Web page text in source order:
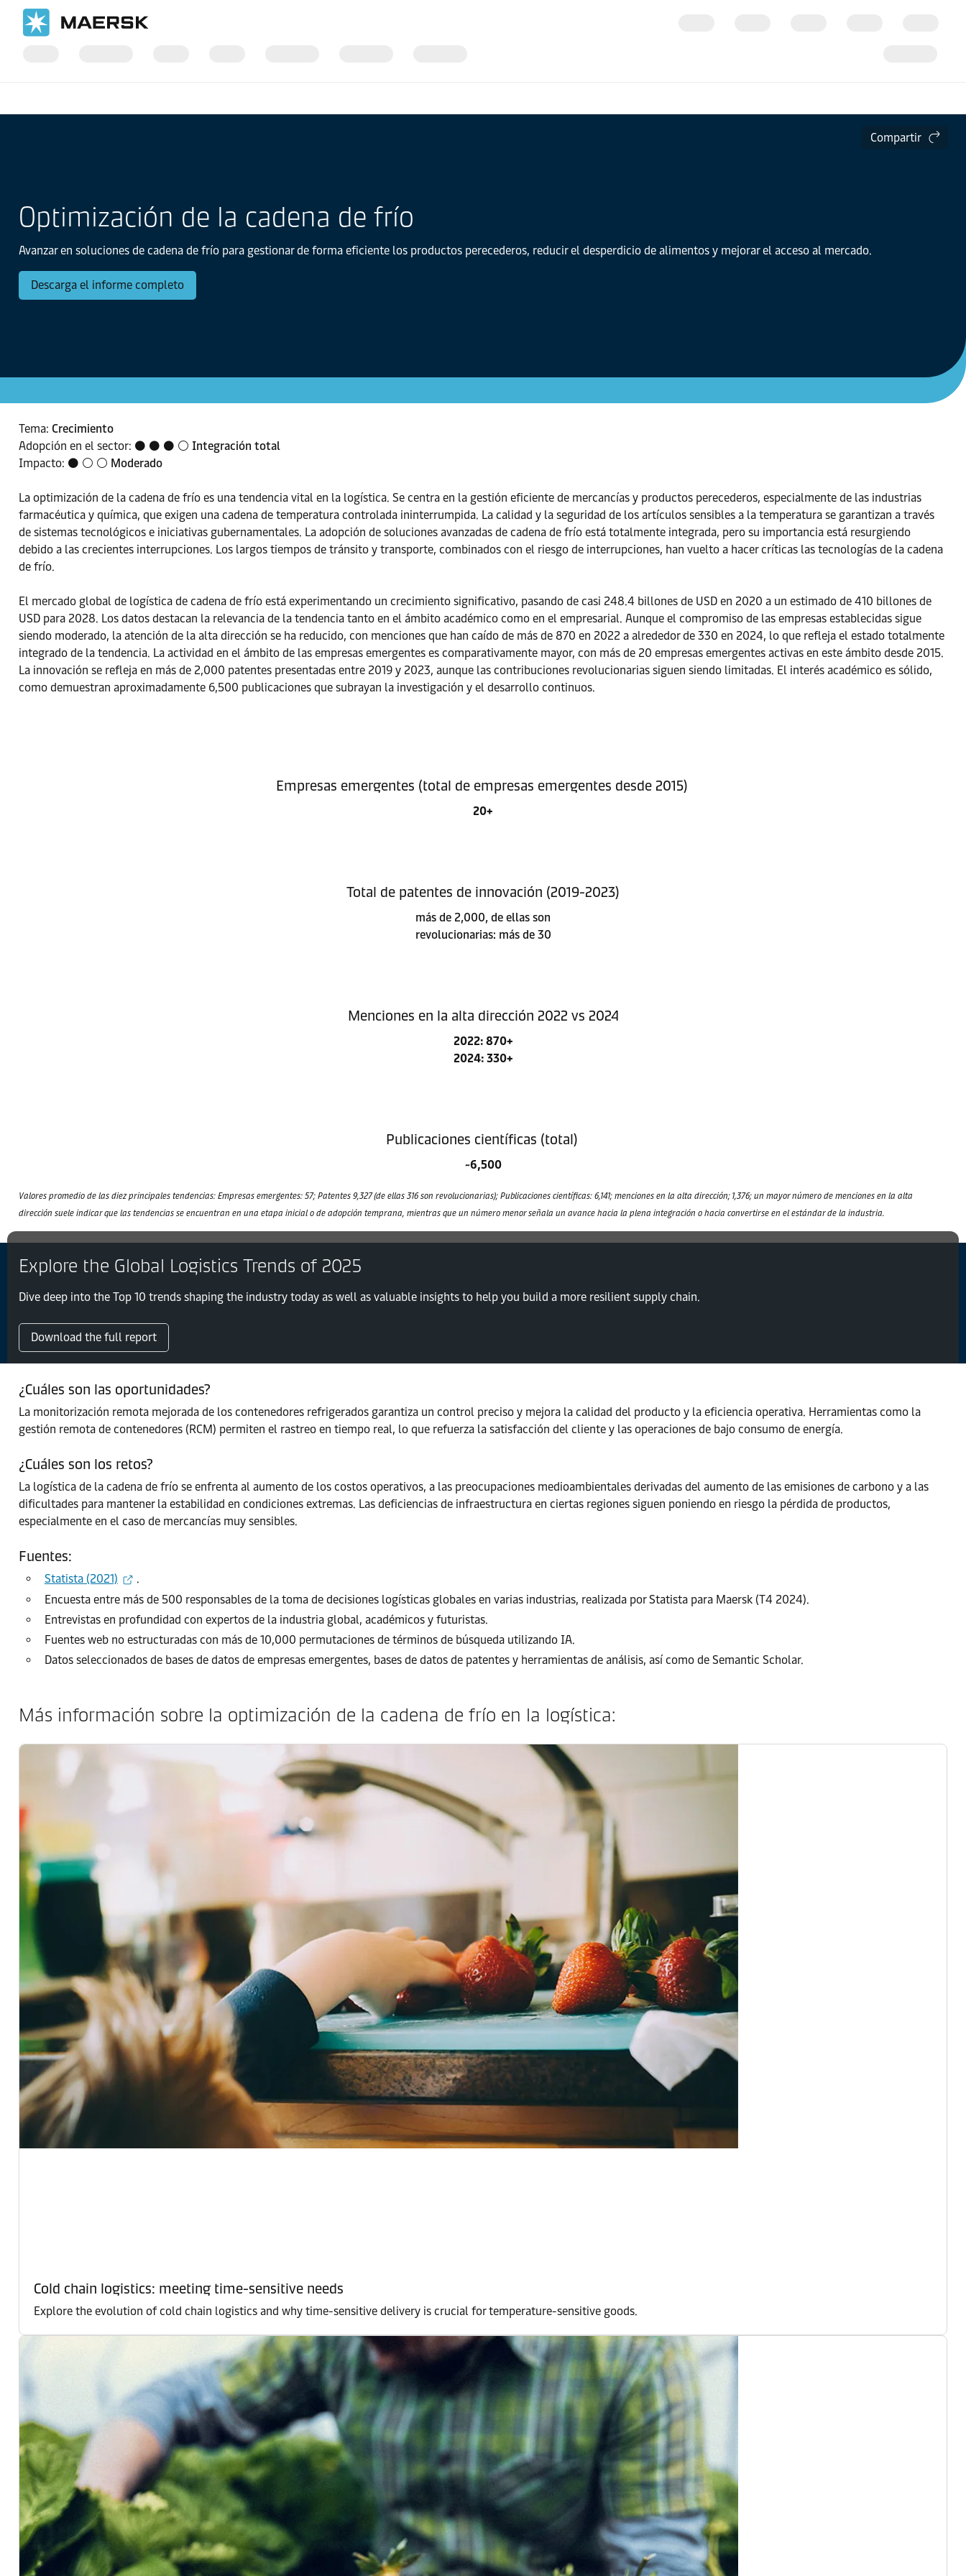
Compartir
Optimización de la cadena de frío
Avanzar en soluciones de cadena de frío para gestionar de forma eficiente los productos perecederos, reducir el desperdicio de alimentos y mejorar el acceso al mercado.
Descarga el informe completo
Tema: Crecimiento
Adopción en el sector: ⚫ ⚫ ⚫ ⚪ Integración total
Impacto: ⚫ ⚪ ⚪ Moderado
La optimización de la cadena de frío es una tendencia vital en la logística. Se centra en la gestión eficiente de mercancías y productos perecederos, especialmente de las industrias
farmacéutica y química, que exigen una cadena de temperatura controlada ininterrumpida. La calidad y la seguridad de los artículos sensibles a la temperatura se garantizan a través
de sistemas tecnológicos e iniciativas gubernamentales. La adopción de soluciones avanzadas de cadena de frío está totalmente integrada, pero su importancia está resurgiendo
debido a las crecientes interrupciones. Los largos tiempos de tránsito y transporte, combinados con el riesgo de interrupciones, han vuelto a hacer críticas las tecnologías de la cadena
de frío.
El mercado global de logística de cadena de frío está experimentando un crecimiento significativo, pasando de casi 248.4 billones de USD en 2020 a un estimado de 410 billones de
USD para 2028. Los datos destacan la relevancia de la tendencia tanto en el ámbito académico como en el empresarial. Aunque el compromiso de las empresas establecidas sigue
siendo moderado, la atención de la alta dirección se ha reducido, con menciones que han caído de más de 870 en 2022 a alrededor de 330 en 2024, lo que refleja el estado totalmente
integrado de la tendencia. La actividad en el ámbito de las empresas emergentes es comparativamente mayor, con más de 20 empresas emergentes activas en este ámbito desde 2015.
La innovación se refleja en más de 2,000 patentes presentadas entre 2019 y 2023, aunque las contribuciones revolucionarias siguen siendo limitadas. El interés académico es sólido,
como demuestran aproximadamente 6,500 publicaciones que subrayan la investigación y el desarrollo continuos.
Empresas emergentes (total de empresas emergentes desde 2015)
20+
Total de patentes de innovación (2019-2023)
más de 2,000, de ellas son
revolucionarias: más de 30
Menciones en la alta dirección 2022 vs 2024
2022: 870+
2024: 330+
Publicaciones científicas (total)
~6,500
Valores promedio de las diez principales tendencias: Empresas emergentes: 57; Patentes 9,327 (de ellas 316 son revolucionarias); Publicaciones científicas: 6,141; menciones en la alta dirección; 1,376; un mayor número de menciones en la alta
dirección suele indicar que las tendencias se encuentran en una etapa inicial o de adopción temprana, mientras que un número menor señala un avance hacia la plena integración o hacia convertirse en el estándar de la industria.
Explore the Global Logistics Trends of 2025
Dive deep into the Top 10 trends shaping the industry today as well as valuable insights to help you build a more resilient supply chain.
Download the full report
¿Cuáles son las oportunidades?
La monitorización remota mejorada de los contenedores refrigerados garantiza un control preciso y mejora la calidad del producto y la eficiencia operativa. Herramientas como la
gestión remota de contenedores (RCM) permiten el rastreo en tiempo real, lo que refuerza la satisfacción del cliente y las operaciones de bajo consumo de energía.
¿Cuáles son los retos?
La logística de la cadena de frío se enfrenta al aumento de los costos operativos, a las preocupaciones medioambientales derivadas del aumento de las emisiones de carbono y a las
dificultades para mantener la estabilidad en condiciones extremas. Las deficiencias de infraestructura en ciertas regiones siguen poniendo en riesgo la pérdida de productos,
especialmente en el caso de mercancías muy sensibles.
Fuentes:
Statista (2021)
.
Encuesta entre más de 500 responsables de la toma de decisiones logísticas globales en varias industrias, realizada por Statista para Maersk (T4 2024).
Entrevistas en profundidad con expertos de la industria global, académicos y futuristas.
Fuentes web no estructuradas con más de 10,000 permutaciones de términos de búsqueda utilizando IA.
Datos seleccionados de bases de datos de empresas emergentes, bases de datos de patentes y herramientas de análisis, así como de Semantic Scholar.
Más información sobre la optimización de la cadena de frío en la logística:
Cold chain logistics: meeting time-sensitive needs
Explore the evolution of cold chain logistics and why time-sensitive delivery is crucial for temperature-sensitive goods.